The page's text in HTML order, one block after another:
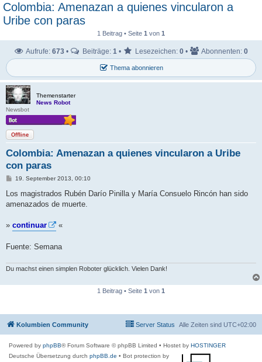
Colombia: Amenazan a quienes vincularon a
Uribe con paras
1 Beitrag • Seite 1 von 1
Thema abonnieren
Aufrufe: 673 • Beiträge: 1 • Lesezeichen: 0 • Abonnenten: 0
Themenstarter
News Robot
Newsbot
Offline
Colombia: Amenazan a quienes vincularon a Uribe
con paras
B
i
r
19. September 2013, 00:10
Los magistrados Rubén Darío Pinilla y María Consuelo Rincón han sido
amenazados de muerte.
» continuar «
Fuente: Semana
Du machst einen simplen Roboter glücklich. Vielen Dank!
1 Beitrag • Seite 1 von 1
Kolumbien Community Alle Zeiten sind UTC+02:00
Server Status
Powered by phpBB® Forum Software © phpBB Limited • Hostet by HOSTINGER
Deutsche Übersetzung durch phpBB.de • Bot protection by